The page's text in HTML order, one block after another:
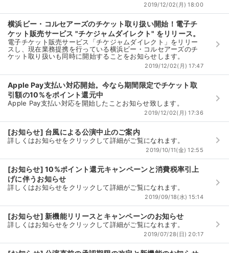
2019/12/02(月) 18:00
横浜ビー・コルセアーズのチケット取り扱い開始！電子チ
ケット販売サービス "チケジャムダイレクト" をリリース。
電子チケット販売サービス「チケジャムダイレクト」をリリー
スし、現在業務提携を行っている横浜ビー・コルセアーズのチ
ケット取り扱いも同時に開始することをお知らせします。
2019/12/02(月) 17:47
keyboard_arrow_right
Apple Pay支払い対応開始。今なら期間限定でチケット取
引額の10%をポイント還元中
Apple Pay支払い対応を開始したことお知らせ致します。
2019/12/02(月) 17:36
keyboard_arrow_right
[お知らせ] 台風による公演中止のご案内
詳しくはお知らせをクリックして詳細がご覧になれます。
2019/10/11(金) 12:55
keyboard_arrow_right
[お知らせ] 10%ポイント還元キャンペーンと消費税率引上
げに伴うお知らせ
詳しくはお知らせをクリックして詳細がご覧になれます。
2019/09/18(水) 15:14
keyboard_arrow_right
[お知らせ] 新機能リリースとキャンペーンのお知らせ
詳しくはお知らせをクリックして詳細がご覧になれます。
2019/07/28(日) 20:17
keyboard_arrow_right